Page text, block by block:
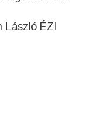
László ÉZI